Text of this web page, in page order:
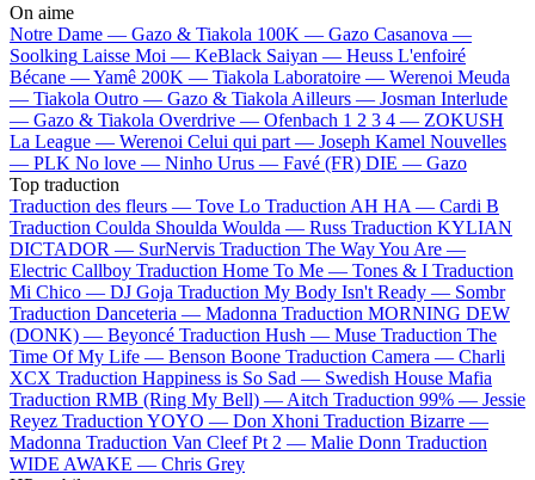
On aime
Notre Dame — Gazo & Tiakola 100K — Gazo Casanova —
Soolking Laisse Moi — KeBlack Saiyan — Heuss L'enfoiré
Bécane —Yamê 200K — Tiakola Laboratoire — Werenoi Meuda
— Tiakola Outro — Gazo & Tiakola Ailleurs — Josman Interlude
— Gazo & Tiakola Overdrive — Ofenbach 1 2 3 4 — ZOKUSH
La League — Werenoi Celui qui part — Joseph Kamel Nouvelles
— PLK No love — Ninho Urus — Favé (FR) DIE — Gazo
Top traduction
Traduction des fleurs — Tove Lo Traduction AH HA — Cardi B
Traduction Coulda Shoulda Woulda — Russ Traduction KYLIAN
DICTADOR — SurNervis Traduction The Way You Are —
Electric Callboy Traduction Home To Me — Tones & I Traduction
Mi Chico — DJ Goja Traduction My Body Isn't Ready — Sombr
Traduction Danceteria — Madonna Traduction MORNING DEW
(DONK) — Beyoncé Traduction Hush — Muse Traduction The
Time Of My Life — Benson Boone Traduction Camera — Charli
XCX Traduction Happiness is So Sad — Swedish House Mafia
Traduction RMB (Ring My Bell) — Aitch Traduction 99% — Jessie
Reyez Traduction YOYO — Don Xhoni Traduction Bizarre —
Madonna Traduction Van Cleef Pt 2 — Malie Donn Traduction
WIDE AWAKE — Chris Grey